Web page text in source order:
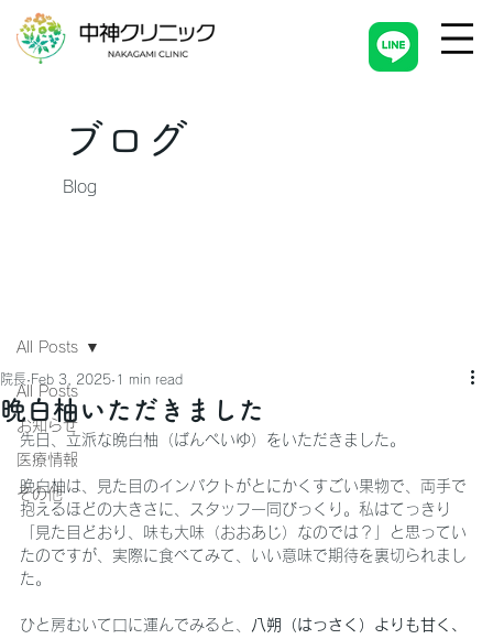
All Posts
お知らせ
医療情報
その他
All Posts
晩白柚いただきました
院長 Feb 3, 2025 1 min read
先日、立派な晩白柚（ばんぺいゆ）をいただきました。
晩白柚は、見た目のインパクトがとにかくすごい果物で、両手で
抱えるほどの大きさに、スタッフ一同びっくり。私はてっきり
「見た目どおり、味も大味（おおあじ）なのでは？」と思ってい
たのですが、実際に食べてみて、いい意味で期待を裏切られまし
た。
ひと房むいて口に運んでみると、
八朔（はっさく）よりも甘く、
ブログ
Blog